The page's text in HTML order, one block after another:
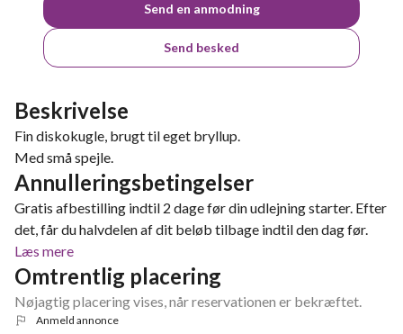
Send en anmodning
Send besked
Beskrivelse
Fin diskokugle, brugt til eget bryllup.
Med små spejle.
Annulleringsbetingelser
Gratis afbestilling indtil 2 dage før din udlejning starter. Efter
det, får du halvdelen af dit beløb tilbage indtil den dag før.
Læs mere
Omtrentlig placering
Nøjagtig placering vises, når reservationen er bekræftet.
Anmeld annonce